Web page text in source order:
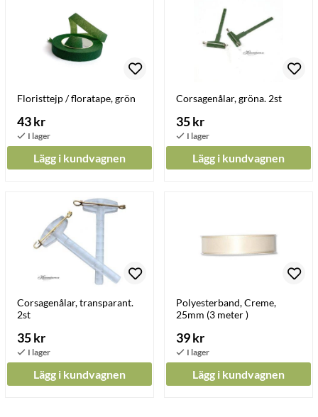
Floristtejp / floratape, grön
43 kr
Lägg i kundvagnen
Corsagenålar, gröna. 2st
35 kr
Lägg i kundvagnen
Corsagenålar, transparant.
2st
35 kr
Lägg i kundvagnen
Polyesterband, Creme,
25mm (3 meter )
39 kr
Lägg i kundvagnen